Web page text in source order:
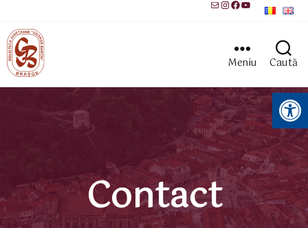
MailInstagram
Facebook
YouTube
Meniu Caută
Instrumente pentru accesibilitate
Contact